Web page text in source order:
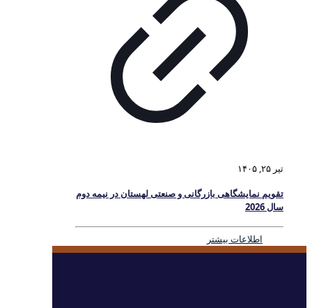
تیر ۲۵, ۱۴۰۵
تقویم نمایشگاهی بازرگانی و صنعتی لهستان در نیمه دوم
سال 2026
اطلاعات بیشتر